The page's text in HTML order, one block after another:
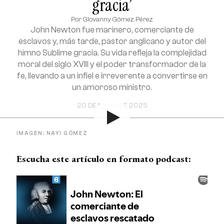
gracia’
Por Giovanny Gómez Pérez
20 DE MAYO DE 2025
John Newton fue marinero, comerciante de
esclavos y, más tarde, pastor anglicano y autor del
himno Sublime gracia. Su vida refleja la complejidad
moral del siglo XVIII y el poder transformador de la
fe, llevando a un infiel e irreverente a convertirse en
un amoroso ministro.
IMAGEN: NAYI GÓMEZ
Escucha este artículo en formato podcast: